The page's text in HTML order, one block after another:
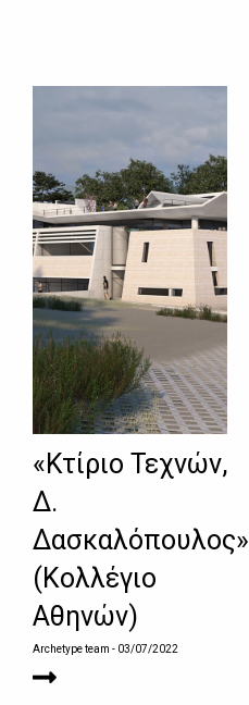
«Κτίριο Τεχνών,
Δ.
Δασκαλόπουλος»
(Κολλέγιο
Αθηνών)
Archetype team - 03/07/2022